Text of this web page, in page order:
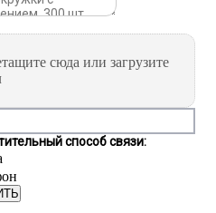
сюда или загрузите
способ связи: